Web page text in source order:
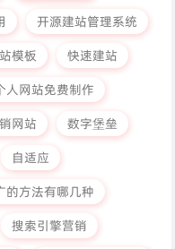
开源建站管理系统
模板
快速建站
人网站免费制作
网站
数字堡垒
自适应
的方法有哪几种
搜索引擎营销